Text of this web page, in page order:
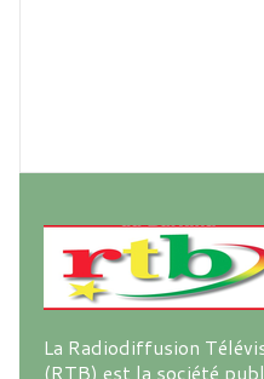
i
La Radiodiffusion
(RTB) est la société